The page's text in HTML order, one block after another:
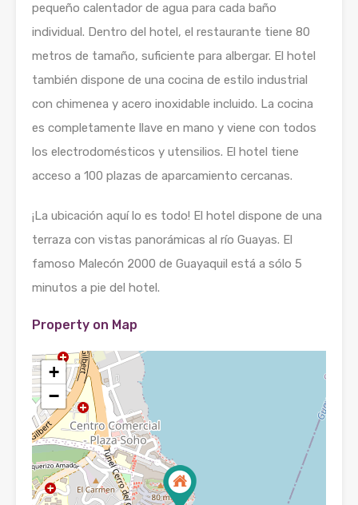
pequeño calentador de agua para cada baño
individual. Dentro del hotel, el restaurante tiene 80
metros de tamaño, suficiente para albergar. El hotel
también dispone de una cocina de estilo industrial
con chimenea y acero inoxidable incluido. La cocina
es completamente llave en mano y viene con todos
los electrodomésticos y utensilios. El hotel tiene
acceso a 100 plazas de aparcamiento cercanas.
¡La ubicación aquí lo es todo! El hotel dispone de una
terraza con vistas panorámicas al río Guayas. El
famoso Malecón 2000 de Guayaquil está a sólo 5
minutos a pie del hotel.
Property on Map
+
−